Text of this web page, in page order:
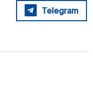
Telegram